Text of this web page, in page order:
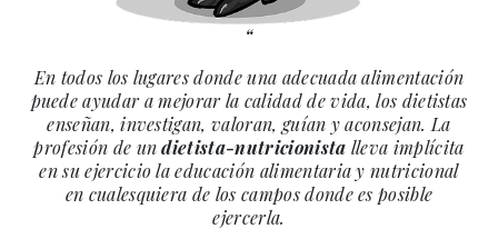
En todos los lugares donde una adecuada alimentación
puede ayudar a mejorar la calidad de vida, los dietistas
enseñan, investigan, valoran, guían y aconsejan. La
profesión de undietista-nutricionista lleva implícita
en su ejercicio la educación alimentaria y nutricional
en cualesquiera de los campos donde es posible
ejercerla.